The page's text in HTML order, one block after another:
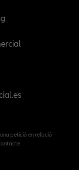
petició en relació